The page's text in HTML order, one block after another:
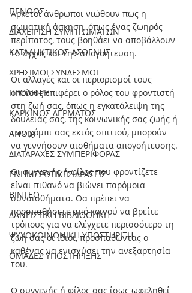
ΠΕΝΘΟΣ
ΔΙΑΧΕΙΡΙΣΗ ΣΥΜΠΤΩΜΑΤΩΝ
ΚΑΤΑΛΗΚΤΙΚΟΣ ΑΣΘΕΝΗΣ
ΧΡΗΣΙΜΟΙ ΣΥΝΔΕΣΜΟΙ
ΠΡΟΛΗΨΗ
ΚΑΡΚΙΝΟΣ ΔΕΡΜΑΤΟΣ
ΑΝΟΙΑ
ΔΙΑΤΑΡΑΧΕΣ ΣΥΜΠΕΡΙΦΟΡΑΣ
ΕΝΗΜΕΡΩΤΙΚΕΣ ΔΡΑΣΕΙΣ
ΒΙΝΤΕΟ
ΔΑΝΕΙΣΤΙΚΗ ΒΙΒΛΙΟΘΗΚΗ
ΨΥΧΟΚΟΙΝΩΝΙΚΗ ΥΠΟΣΤΗΡΙΞΗ
ΟΜΑΔΕΣ ΥΠΟΣΤΗΡΙΞΗΣ
Αρκετοί άνθρωποι νιώθουν πως η
σωματική άσκηση, όπως ένας ζωηρός
περίπατος, τους βοηθάει να αποβάλλουν
το άγχος και την απογοήτευση.
Οι αλλαγές και οι περιορισμοί τους
οποίους επιφέρει ο ρόλος του φροντιστή
στη ζωή σας, όπως η εγκατάλειψη της
δουλειάς σας, της κοινωνικής σας ζωής ή
των χόμπι σας εκτός σπιτιού, μπορούν
να γεννήσουν αισθήματα απογοήτευσης.
Οι συγγενής ή φίλος που φροντίζετε
είναι πιθανό να βιώνει παρόμοια
συναισθήματα. Θα πρέπει να
προσπαθήσετε από κοινού να βρείτε
τρόπους για να ελέγχετε περισσότερο τη
ζωή σας οι ίδιοι, προσπαθώντας ο
καθένας να ενισχύσει την ανεξαρτησία
του.
Ο συγγενής ή φίλος σας ίσως ωφεληθεί